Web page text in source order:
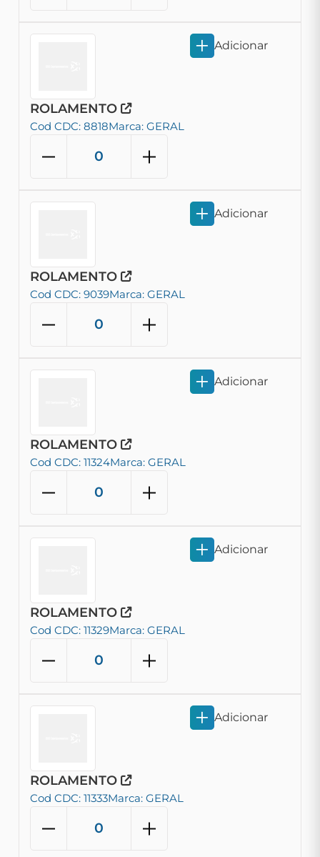
ROLAMENTO
Cod CDC: 8818Marca: GERAL
Adicionar
ROLAMENTO
Cod CDC: 9039Marca: GERAL
Adicionar
ROLAMENTO
Cod CDC: 11324Marca: GERAL
Adicionar
ROLAMENTO
Cod CDC: 11329Marca: GERAL
Adicionar
ROLAMENTO
Cod CDC: 11333Marca: GERAL
Adicionar